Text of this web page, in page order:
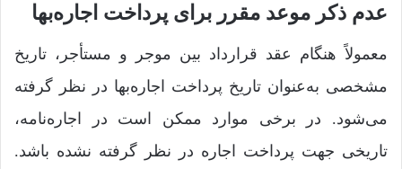
عدم ذکر موعد مقرر برای پرداخت اجاره‌بها
معمولاً هنگام عقد قرارداد بین موجر و مستأجر، تاریخ
مشخصی به‌عنوان تاریخ پرداخت اجاره‌بها در نظر گرفته
می‌شود. در برخی موارد ممکن است در اجاره‌نامه،
تاریخی جهت پرداخت اجاره در نظر گرفته نشده باشد.